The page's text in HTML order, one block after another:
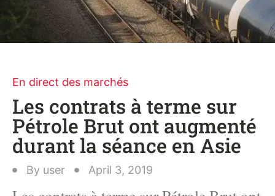
En direct des marchés
Les contrats à terme sur
Pétrole Brut ont augmenté
durant la séance en Asie
By user April 3, 2019